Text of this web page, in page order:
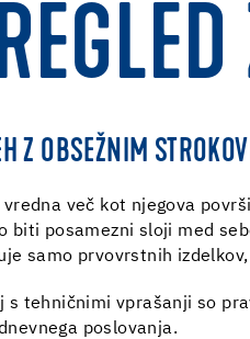
Z OBSEŽNIM
vredna več kot njegova
biti posamezni sloji med
samo prvovrstnih
s tehničnimi vprašanji so
poslovanja.